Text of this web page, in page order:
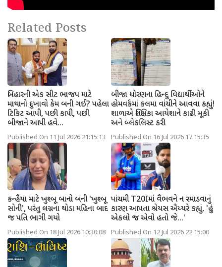
Related Posts
બિહારની એક સીટ ભાજપ માટે
માથાનો દુખાવો કેમ બની ગઈ? પહેલા
ટિકિટ આપી, પછી કાપી, પછી
બીજાને આપી હવે...
Published On 11 Jul 2026 21:15:13
બીજા ધોરણના હિન્દુ વિદ્યાર્થીઓને
હોમવર્કમાં કલમા વાંચીને આવવા કહ્યું!
શાળાએ શિક્ષિકા આયેશાને કાઢી મૂકી
અને બ્લેકલિસ્ટ કરી
Published On 16 Jul 2026 17:15:35
કન્હૈયા માટે ખુશ્બૂ બાનો બની 'ખુશ્બૂ
સોની', પરંતુ લગ્નના થોડા મહિના બાદ
જ પતિ ભાગી ગયો
Published On 18 Jul 2026 10:30:08
પાંચમી T20Iમાં વૈભવને ન રમાડવાનું
કારણ આપતા શ્રેયસ ઐય્યરે કહ્યું, 'હું
એકલો જ એવો હતો જે...'
Published On 12 Jul 2026 22:15:00